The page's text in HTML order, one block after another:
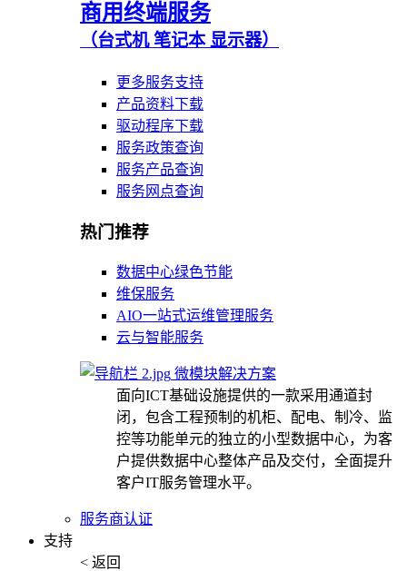
商用终端服务
（台式机 笔记本 显示器）
更多服务支持
产品资料下载
驱动程序下载
服务政策查询
服务产品查询
服务网点查询
热门推荐
数据中心绿色节能
维保服务
AIO一站式运维管理服务
云与智能服务
微模块解决方案
面向ICT基础设施提供的一款采用通道封
闭，包含工程预制的机柜、配电、制冷、监
控等功能单元的独立的小型数据中心，为客
户提供数据中心整体产品及交付，全面提升
客户IT服务管理水平。
服务商认证
支持
< 返回